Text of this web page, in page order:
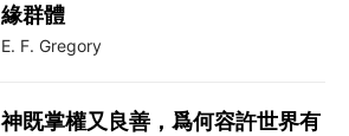
緣群體
E. F. Gregory
神既掌權又良善，爲何容許世界有